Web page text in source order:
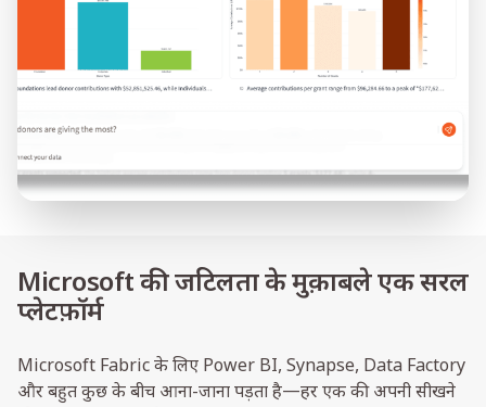
Microsoft की जटिलता के मुक़ाबले एक सरल
प्लेटफ़ॉर्म
Microsoft Fabric के लिए Power BI, Synapse, Data Factory
और बहुत कुछ के बीच आना-जाना पड़ता है—हर एक की अपनी सीखने